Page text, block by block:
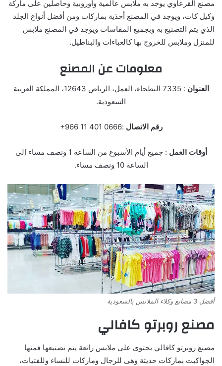
مصنع القرعاوي يوجد به ملابس عالمية وأوروبية وحاصلين على ماركة
وكيل كات، ويوجد في المصنع أحذية بماركات ومن أفضل أنواع الجلد
الذي يتم التصنيع به وبجميع المقاسات ويوجد في المصنع ملابس
للمنزل وملابس للخروج بها كالعباءات والبناطيل.
معلومات عن المصنع
العنوان
: 7335 البطحاء، العمل، الرياض 12643، المملكة العربية
السعودية.
رقم الاتصال :‏‪+966 11 401 0666‬‏‬
أوقات العمل
: جميع أيام الأسبوع من الساعة 1 ونصف مساء إلى
الساعة 10 ونصف مساء.
أفضل 3 مصانع وكلاء الملابس بالسعودية
مصنع روبرتو كافالي
مصنع روبرتو كافالي يحتوى على ملابس رائعة يتم تصنيعها فمنها
الجواكيت بماركات حديثة وهى للرجال وماركات للنساء وللفتيات،